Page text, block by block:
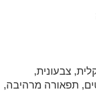
צבעונית,
תפאורה מרהיבה,